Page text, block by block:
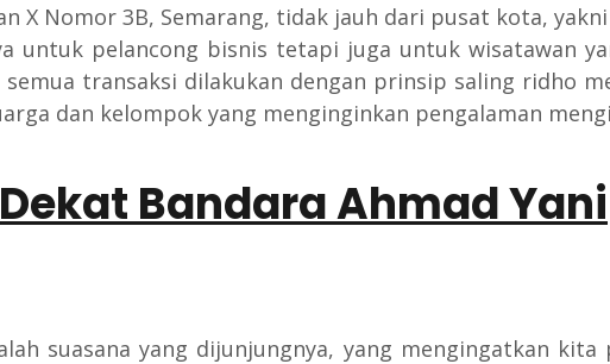
X Nomor 3B, Semarang, tidak jauh dari pusat kota,
untuk pelancong bisnis tetapi juga untuk wisatawan
transaksi dilakukan dengan prinsip saling ridho
dan kelompok yang menginginkan pengalaman
Bandara Ahmad Yani
suasana yang dijunjungnya, yang mengingatkan kita